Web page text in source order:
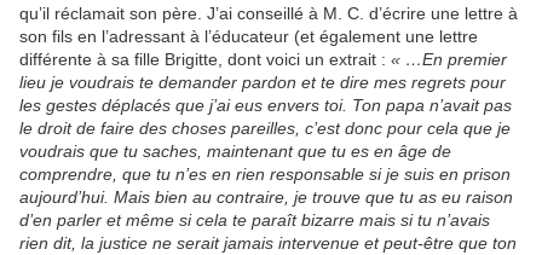
qu’il réclamait son père. J’ai conseillé à M. C. d’écrire une lettre à
son fils en l’adressant à l’éducateur (et également une lettre
différente à sa fille Brigitte, dont voici un extrait : « …En premier
lieu je voudrais te demander pardon et te dire mes regrets pour
les gestes déplacés que j’ai eus envers toi. Ton papa n’avait pas
le droit de faire des choses pareilles, c’est donc pour cela que je
voudrais que tu saches, maintenant que tu es en âge de
comprendre, que tu n’es en rien responsable si je suis en prison
aujourd’hui. Mais bien au contraire, je trouve que tu as eu raison
d’en parler et même si cela te paraît bizarre mais si tu n’avais
rien dit, la justice ne serait jamais intervenue et peut-être que ton